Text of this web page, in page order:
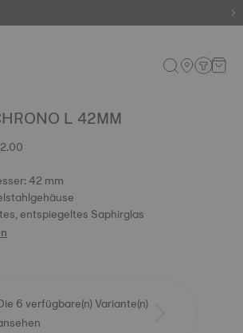
L 42MM
42 mm
entspiegeltes Saphirglas
6 verfügbare(n) Variante(n)